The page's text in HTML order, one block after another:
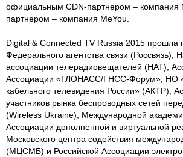
официальным CDN-партнером – компания
партнером – компания MeYou.
Digital & Connected TV Russia 2015 прошла
Федерального агентства связи (Россвязь),
ассоциации телерадиовещателей (НАТ),
Ассоциации «ГЛОНАСС/ГНСС-Форум», НО
кабельного телевидения России» (АКТР),
участников рынка беспроводных сетей
(Wireless Ukraine), Международной
Ассоциации дополненной и виртуальной
Московского центра содействия
(МЦСМБ) и Российской Ассоциации